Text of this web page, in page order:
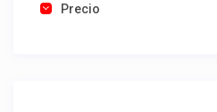
Una foto de cuenta de luz
Precio